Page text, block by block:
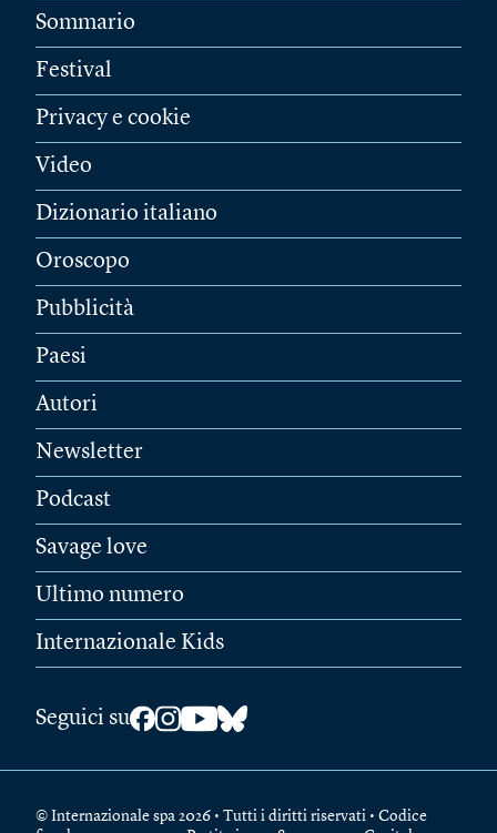
Sommario
Festival
Privacy e cookie
Video
Dizionario italiano
Oroscopo
Pubblicità
Paesi
Autori
Newsletter
Podcast
Savage love
Ultimo numero
Internazionale Kids
Seguici su
© Internazionale spa 2026 • Tutti i diritti riservati • Codice